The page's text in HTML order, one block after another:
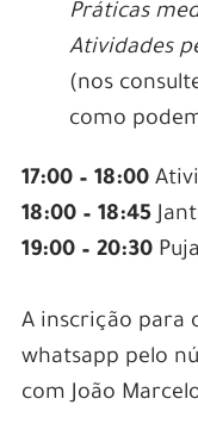
Práticas
Atividades
(nos
como
17:00 – 18:00
18:00 – 18:45
19:00 – 20:30Puja
A inscrição para
whatsapp pelo
com João